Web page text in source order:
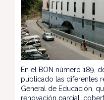
En el BON número 189,
publicado las diferentes
General de Educación,
renovación parcial,